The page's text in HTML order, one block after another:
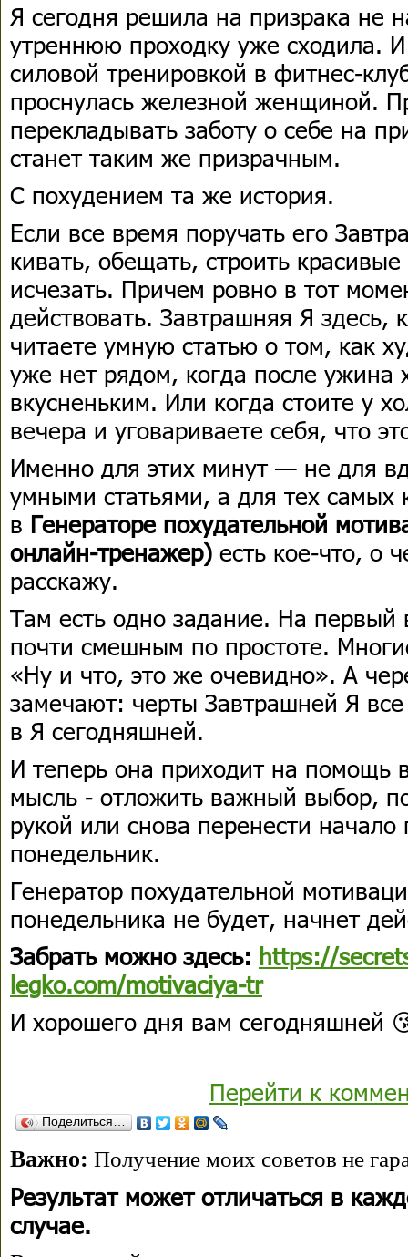
Я сегодня решила на призрака не
утреннюю проходку уже сходила.
силовой тренировкой в фитнес-
проснулась железной женщиной.
перекладывать заботу о себе на
станет таким же призрачным.
С похудением та же история.
Если все время поручать его
кивать, обещать, строить
исчезать. Причем ровно в тот
действовать. Завтрашняя Я здесь,
читаете умную статью о том, как
уже нет рядом, когда после ужина
вкусненьким. Или когда стоите у
вечера и уговариваете себя, что
Именно для этих минут — не для
умными статьями, а для тех
в Генераторе похудательной
онлайн-тренажер) есть кое-что, о
расскажу.
Там есть одно задание. На первый
почти смешным по простоте.
«Ну и что, это же очевидно». А
замечают: черты Завтрашней Я
в Я сегодняшней.
И теперь она приходит на помощь
мысль - отложить важный выбор,
рукой или снова перенести начало
понедельник.
Генератор похудательной
понедельника не будет, начнет
Забрать можно здесь: https://
legko.com/motivaciya-tr
И хорошего дня вам сегодняшней
Перейти к
Поделиться…
Важно: Получение моих советов не
Результат может отличаться в
случае.